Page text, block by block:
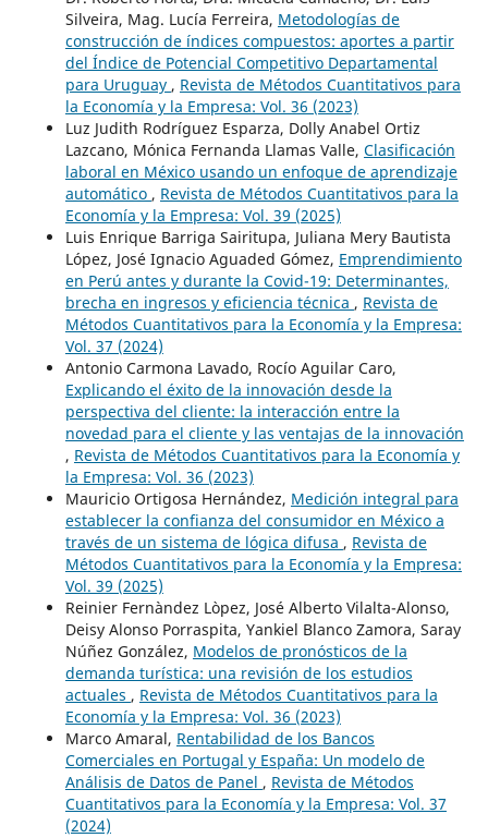
Silveira, Mag. Lucía Ferreira, Metodologías de
construcción de índices compuestos: aportes a partir
del Índice de Potencial Competitivo Departamental
para Uruguay , Revista de Métodos Cuantitativos para
la Economía y la Empresa: Vol. 36 (2023)
Luz Judith Rodríguez Esparza, Dolly Anabel Ortiz
Lazcano, Mónica Fernanda Llamas Valle, Clasificación
laboral en México usando un enfoque de aprendizaje
automático , Revista de Métodos Cuantitativos para la
Economía y la Empresa: Vol. 39 (2025)
Luis Enrique Barriga Sairitupa, Juliana Mery Bautista
López, José Ignacio Aguaded Gómez, Emprendimiento
en Perú antes y durante la Covid-19: Determinantes,
brecha en ingresos y eficiencia técnica , Revista de
Métodos Cuantitativos para la Economía y la Empresa:
Vol. 37 (2024)
Antonio Carmona Lavado, Rocío Aguilar Caro,
Explicando el éxito de la innovación desde la
perspectiva del cliente: la interacción entre la
novedad para el cliente y las ventajas de la innovación
, Revista de Métodos Cuantitativos para la Economía y
la Empresa: Vol. 36 (2023)
Mauricio Ortigosa Hernández, Medición integral para
establecer la confianza del consumidor en México a
través de un sistema de lógica difusa , Revista de
Métodos Cuantitativos para la Economía y la Empresa:
Vol. 39 (2025)
Reinier Fernàndez Lòpez, José Alberto Vilalta-Alonso,
Deisy Alonso Porraspita, Yankiel Blanco Zamora, Saray
Núñez González, Modelos de pronósticos de la
demanda turística: una revisión de los estudios
actuales , Revista de Métodos Cuantitativos para la
Economía y la Empresa: Vol. 36 (2023)
Marco Amaral, Rentabilidad de los Bancos
Comerciales en Portugal y España: Un modelo de
Análisis de Datos de Panel , Revista de Métodos
Cuantitativos para la Economía y la Empresa: Vol. 37
(2024)